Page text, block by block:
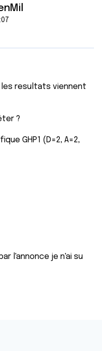
les resultats viennent
?
GHP1 (D=2, A=2,
l'annonce je n'ai su